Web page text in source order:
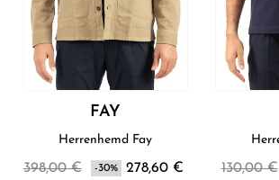
FAY
Herrenhemd Fay
398,00 € -30% 278,60 € 130,00 €